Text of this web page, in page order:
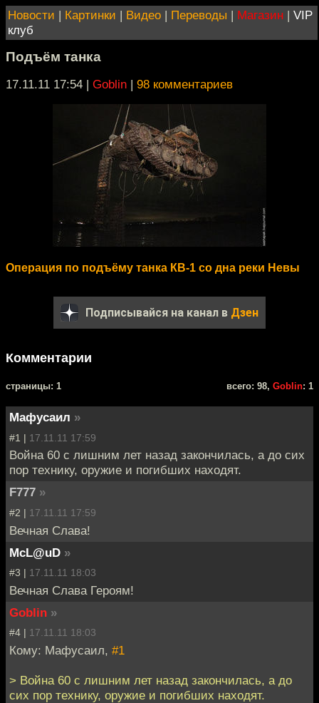
Новости | Картинки | Видео | Переводы | Магазин | VIP
клуб
Подъём танка
17.11.11 17:54 | Goblin | 98 комментариев
Операция по подъёму танка КВ-1 со дна реки Невы
Подписывайся на канал в Дзен
Комментарии
cтраницы: 1 всего: 98, Goblin: 1
Мафусаил »
#1 | 17.11.11 17:59
Война 60 с лишним лет назад закончилась, а до сих
пор технику, оружие и погибших находят.
F777 »
#2 | 17.11.11 17:59
Вечная Слава!
McL@uD »
#3 | 17.11.11 18:03
Вечная Слава Героям!
Goblin »
#4 | 17.11.11 18:03
Кому: Мафусаил, #1
> Война 60 с лишним лет назад закончилась, а до
сих пор технику, оружие и погибших находят.